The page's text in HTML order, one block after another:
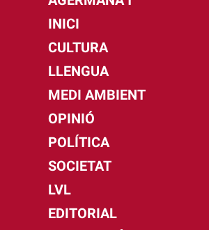
INICI
CULTURA
LLENGUA
MEDI AMBIENT
OPINIÓ
POLÍTICA
SOCIETAT
LVL
EDITORIAL